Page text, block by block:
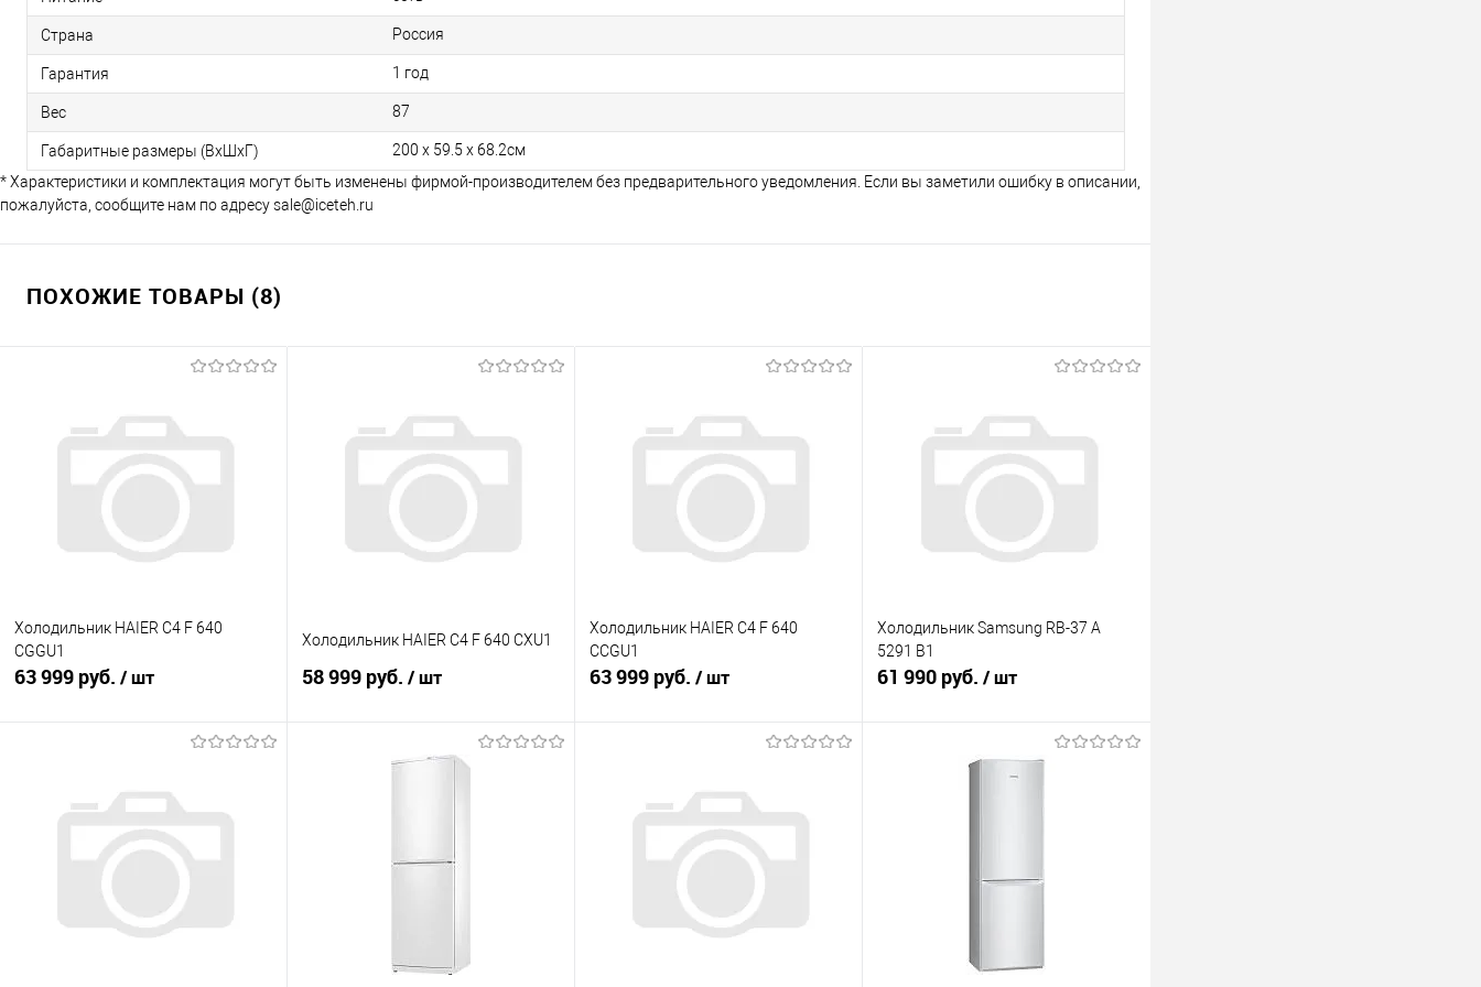
Страна Россия
Гарантия 1 год
Вес 87
Габаритные размеры (ВхШхГ)
200 x 59.5 x 68.2см
* Характеристики и комплектация могут быть изменены фирмой-производителем без предварительного уведомления. Если вы заметили ошибку в описании,
пожалуйста, сообщите нам по адресу sale@iceteh.ru
ПОХОЖИЕ ТОВАРЫ (8)
Холодильник HAIER C4 F 640
CGGU1
63 999 руб. / шт
Купить в 1 клик
К сравнению
В избранное
В наличии
Холодильник HAIER C4 F 640 CXU1
58 999 руб. / шт
В корзину
Холодильник HAIER C4 F 640
CCGU1
63 999 руб. / шт
Купить в 1 клик
К сравнению
В избранное
В наличии
Холодильник Samsung RB-37 A
5291 B1
61 990 руб. / шт
В корзину